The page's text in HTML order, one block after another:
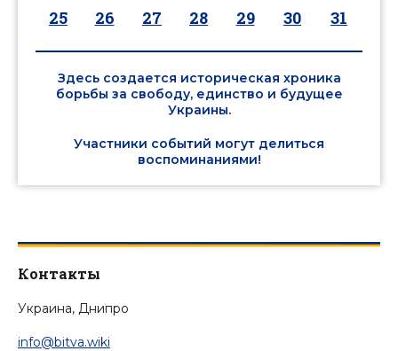
25
26 27 28 29 30 31
Здесь создается историческая хроника
борьбы за свободу, единство и будущее
Украины.
Участники событий могут делиться
воспоминаниями!
Контакты
Украина, Днипро
info@bitva.wiki